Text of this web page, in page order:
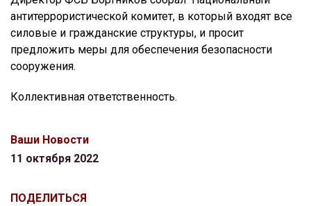
антитеррористической комитет, в который входят все
силовые и гражданские структуры, и просит
предложить меры для обеспечения безопасности
сооружения.
Коллективная ответственность.
Ваши Новости
11 октября 2022
ПОДЕЛИТЬСЯ